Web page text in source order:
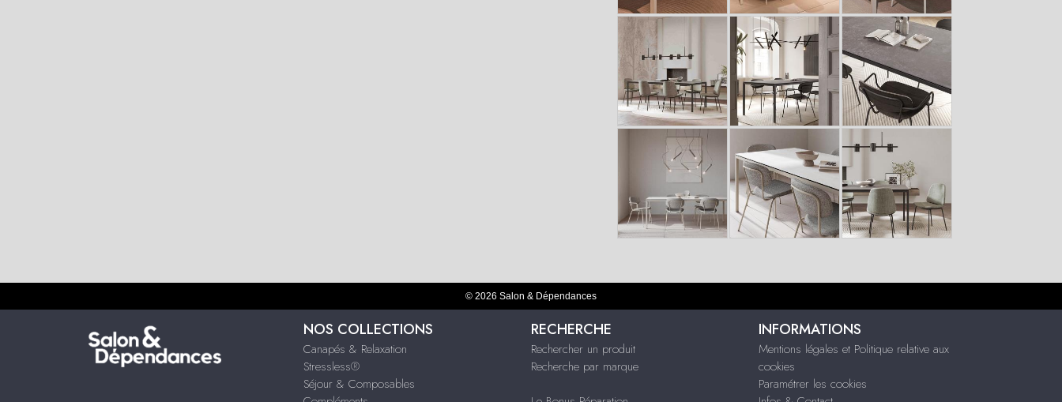
© 2026 Salon & Dépendances
NOS COLLECTIONS
Canapés & Relaxation
Stressless®
Séjour & Composables
RECHERCHE
Rechercher un produit
Recherche par marque
INFORMATIONS
Mentions légales et Politique relative aux
cookies
Paramétrer les cookies